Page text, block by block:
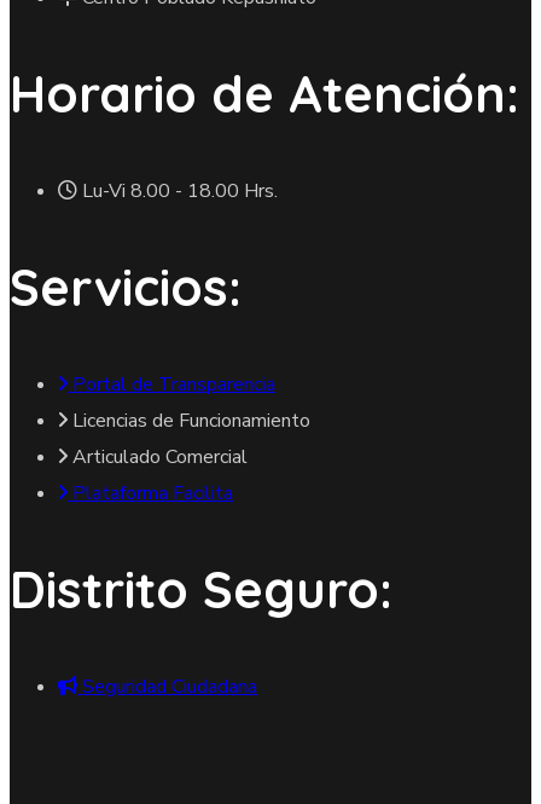
Horario de Atención:
Lu-Vi 8.00 - 18.00 Hrs.
Servicios:
Portal de Transparencia
Licencias de Funcionamiento
Articulado Comercial
Plataforma Facilita
Distrito Seguro:
Seguridad Ciudadana